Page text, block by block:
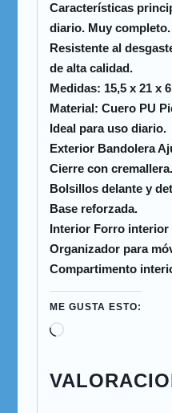
Características
diario. Muy completo.
Resistente al
de alta calidad.
Medidas: 15,5 x 21 x
Material: Cuero PU
Ideal para uso diario.
Exterior Bandolera
Cierre con cremallera.
Bolsillos delante y
Base reforzada.
Interior Forro interior
Organizador para
Compartimento
ME GUSTA ESTO: